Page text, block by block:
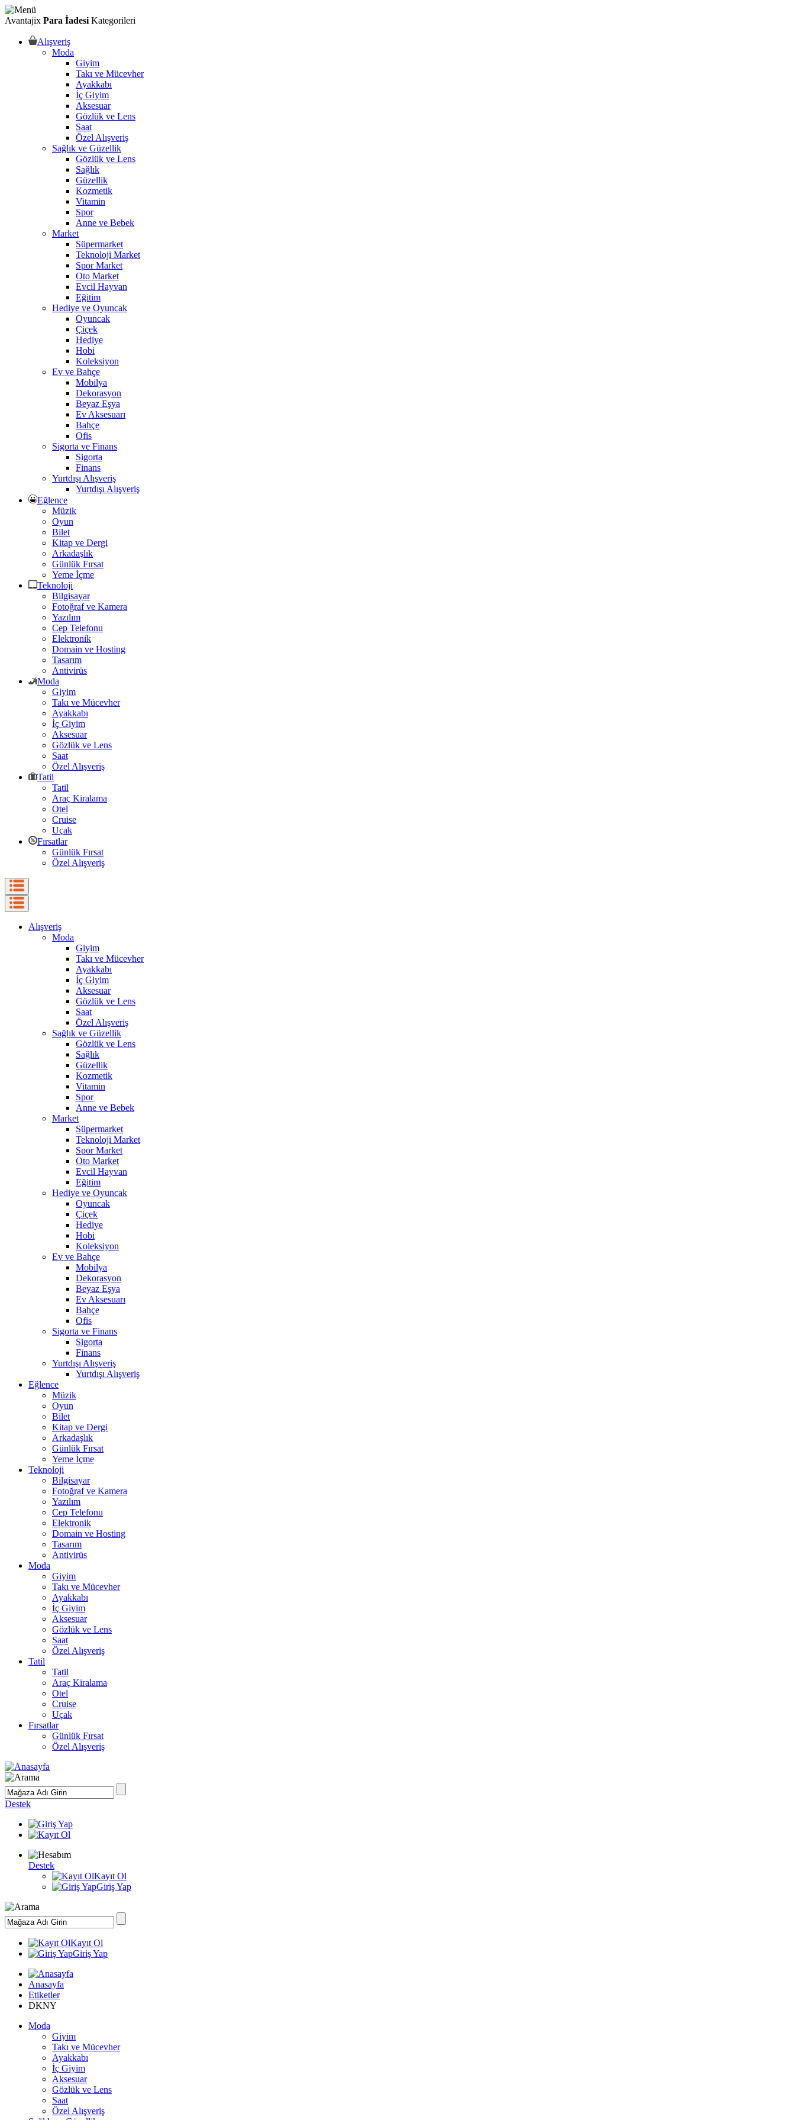
Avantajix Para İadesi Kategorileri
Alışveriş
Moda
Giyim
Takı ve Mücevher
Ayakkabı
İç Giyim
Aksesuar
Gözlük ve Lens
Saat
Özel Alışveriş
Sağlık ve Güzellik
Gözlük ve Lens
Sağlık
Güzellik
Kozmetik
Vitamin
Spor
Anne ve Bebek
Market
Süpermarket
Teknoloji Market
Spor Market
Oto Market
Evcil Hayvan
Eğitim
Hediye ve Oyuncak
Oyuncak
Çiçek
Hediye
Hobi
Koleksiyon
Ev ve Bahçe
Mobilya
Dekorasyon
Beyaz Eşya
Ev Aksesuarı
Bahçe
Ofis
Sigorta ve Finans
Sigorta
Finans
Yurtdışı Alışveriş
Yurtdışı Alışveriş
Eğlence
Müzik
Oyun
Bilet
Kitap ve Dergi
Arkadaşlık
Günlük Fırsat
Yeme İçme
Teknoloji
Bilgisayar
Fotoğraf ve Kamera
Yazılım
Cep Telefonu
Elektronik
Domain ve Hosting
Tasarım
Antivirüs
Moda
Giyim
Takı ve Mücevher
Ayakkabı
İç Giyim
Aksesuar
Gözlük ve Lens
Saat
Özel Alışveriş
Tatil
Tatil
Araç Kiralama
Otel
Cruise
Uçak
Fırsatlar
Günlük Fırsat
Özel Alışveriş
Alışveriş
Moda
Giyim
Takı ve Mücevher
Ayakkabı
İç Giyim
Aksesuar
Gözlük ve Lens
Saat
Özel Alışveriş
Sağlık ve Güzellik
Gözlük ve Lens
Sağlık
Güzellik
Kozmetik
Vitamin
Spor
Anne ve Bebek
Market
Süpermarket
Teknoloji Market
Spor Market
Oto Market
Evcil Hayvan
Eğitim
Hediye ve Oyuncak
Oyuncak
Çiçek
Hediye
Hobi
Koleksiyon
Ev ve Bahçe
Mobilya
Dekorasyon
Beyaz Eşya
Ev Aksesuarı
Bahçe
Ofis
Sigorta ve Finans
Sigorta
Finans
Yurtdışı Alışveriş
Yurtdışı Alışveriş
Eğlence
Müzik
Oyun
Bilet
Kitap ve Dergi
Arkadaşlık
Günlük Fırsat
Yeme İçme
Teknoloji
Bilgisayar
Fotoğraf ve Kamera
Yazılım
Cep Telefonu
Elektronik
Domain ve Hosting
Tasarım
Antivirüs
Moda
Giyim
Takı ve Mücevher
Ayakkabı
İç Giyim
Aksesuar
Gözlük ve Lens
Saat
Özel Alışveriş
Tatil
Tatil
Araç Kiralama
Otel
Cruise
Uçak
Fırsatlar
Günlük Fırsat
Özel Alışveriş
Destek
Destek
Kayıt Ol
Giriş Yap
Kayıt Ol
Giriş Yap
Anasayfa
Etiketler
DKNY
Moda
Giyim
Takı ve Mücevher
Ayakkabı
İç Giyim
Aksesuar
Gözlük ve Lens
Saat
Özel Alışveriş